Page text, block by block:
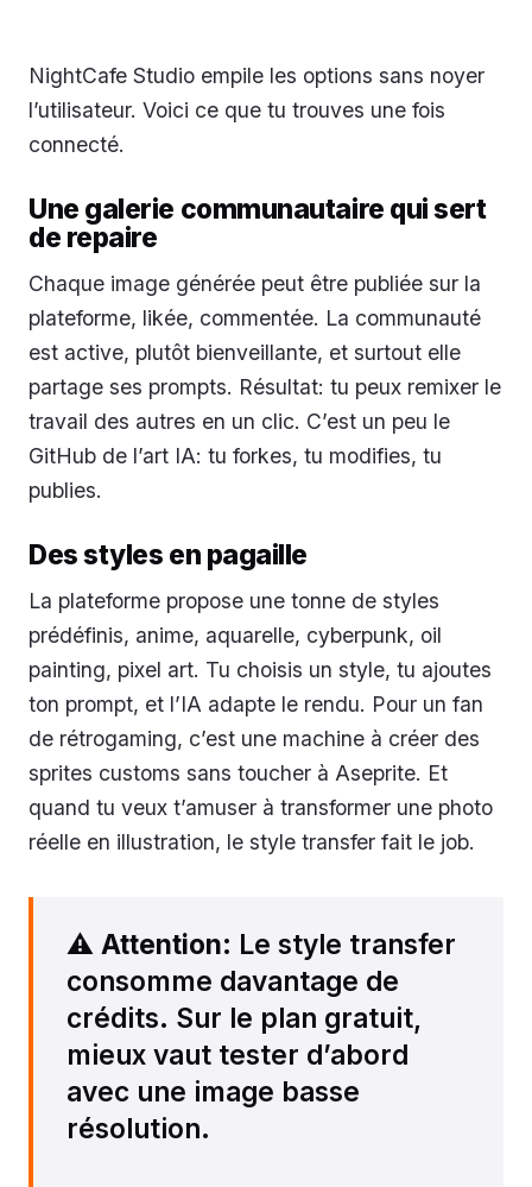
NightCafe Studio empile les options sans noyer
l’utilisateur. Voici ce que tu trouves une fois
connecté.
Une galerie communautaire qui sert
de repaire
Chaque image générée peut être publiée sur la
plateforme, likée, commentée. La communauté
est active, plutôt bienveillante, et surtout elle
partage ses prompts. Résultat: tu peux remixer le
travail des autres en un clic. C’est un peu le
GitHub de l’art IA: tu forkes, tu modifies, tu
publies.
Des styles en pagaille
La plateforme propose une tonne de styles
prédéfinis, anime, aquarelle, cyberpunk, oil
painting, pixel art. Tu choisis un style, tu ajoutes
ton prompt, et l’IA adapte le rendu. Pour un fan
de rétrogaming, c’est une machine à créer des
sprites customs sans toucher à Aseprite. Et
quand tu veux t’amuser à transformer une photo
réelle en illustration, le style transfer fait le job.
⚠️ Attention: Le style transfer
consomme davantage de
crédits. Sur le plan gratuit,
mieux vaut tester d’abord
avec une image basse
résolution.